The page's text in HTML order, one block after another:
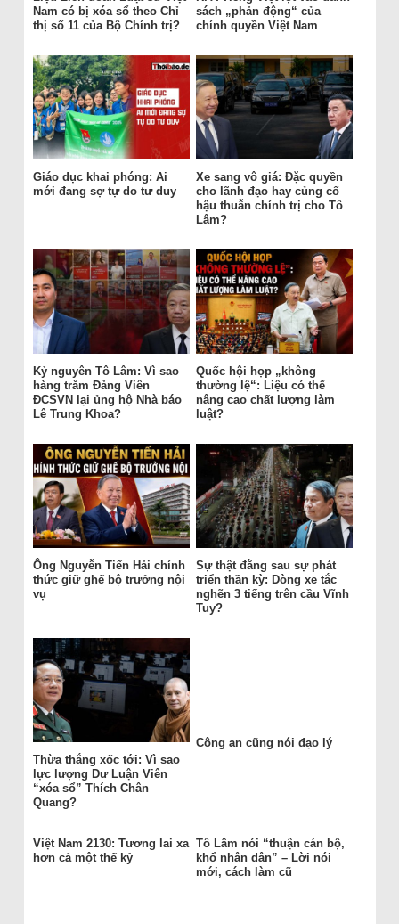
Nam có bị xóa sổ theo Chỉ
thị số 11 của Bộ Chính trị?
sách „phản động“ của
chính quyền Việt Nam
Giáo dục khai phóng: Ai
mới đang sợ tự do tư duy
Xe sang vô giá: Đặc quyền
cho lãnh đạo hay củng cố
hậu thuẫn chính trị cho Tô
Lâm?
Kỷ nguyên Tô Lâm: Vì sao
hàng trăm Đảng Viên
ĐCSVN lại ủng hộ Nhà báo
Lê Trung Khoa?
Quốc hội họp „không
thường lệ“: Liệu có thể
nâng cao chất lượng làm
luật?
Ông Nguyễn Tiến Hải chính
thức giữ ghế bộ trưởng nội
vụ
Sự thật đằng sau sự phát
triển thần kỳ: Dòng xe tắc
nghẽn 3 tiếng trên cầu Vĩnh
Tuy?
Thừa thắng xốc tới: Vì sao
lực lượng Dư Luận Viên
“xóa sổ” Thích Chân
Quang?
Công an cũng nói đạo lý
Việt Nam 2130: Tương lai xa
hơn cả một thế kỷ
Tô Lâm nói “thuận cán bộ,
khổ nhân dân” – Lời nói
mới, cách làm cũ